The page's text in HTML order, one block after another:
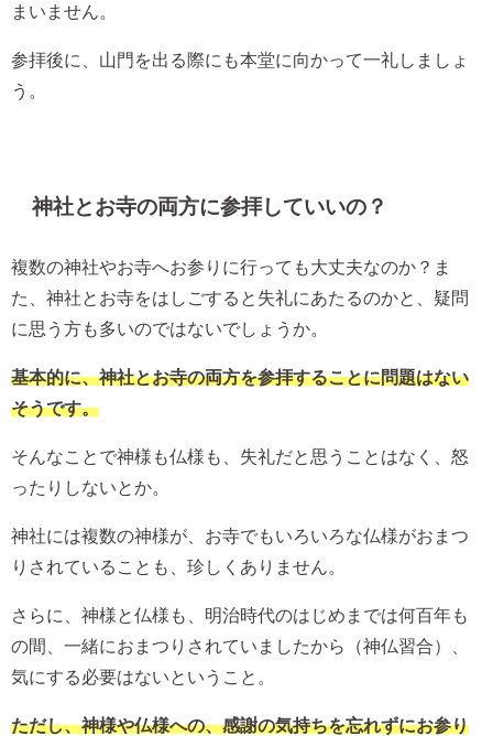
まいません。
参拝後に、山門を出る際にも本堂に向かって一礼しましょ
う。
神社とお寺の両方に参拝していいの？
複数の神社やお寺へお参りに行っても大丈夫なのか？ま
た、神社とお寺をはしごすると失礼にあたるのかと、疑問
に思う方も多いのではないでしょうか。
基本的に、神社とお寺の両方を参拝することに問題はない
そうです。
そんなことで神様も仏様も、失礼だと思うことはなく、怒
ったりしないとか。
神社には複数の神様が、お寺でもいろいろな仏様がおまつ
りされていることも、珍しくありません。
さらに、神様と仏様も、明治時代のはじめまでは何百年も
の間、一緒におまつりされていましたから（神仏習合）、
気にする必要はないということ。
ただし、神様や仏様への、感謝の気持ちを忘れずにお参り